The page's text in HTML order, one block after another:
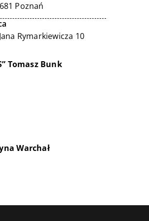
Poznań
Rymarkiewicza 10
Tomasz Bunk
Warchał